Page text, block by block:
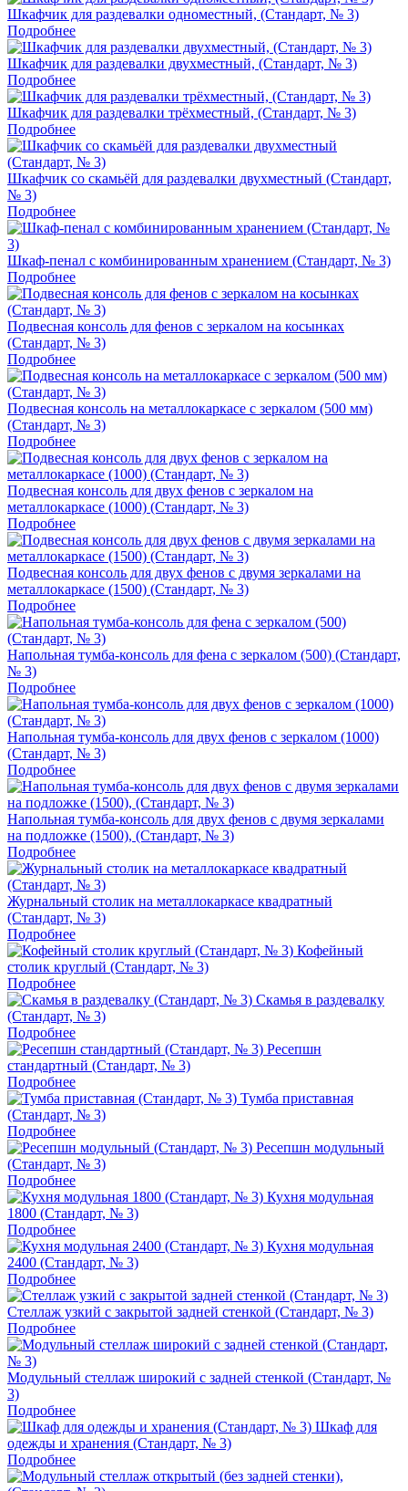
Шкафчик для раздевалки одноместный, (Стандарт, № 3)
Подробнее
Шкафчик для раздевалки двухместный, (Стандарт, № 3)
Подробнее
Шкафчик для раздевалки трёхместный, (Стандарт, № 3)
Подробнее
Шкафчик со скамьёй для раздевалки двухместный (Стандарт,
№ 3)
Подробнее
Шкаф-пенал с комбинированным хранением (Стандарт, № 3)
Подробнее
Подвесная консоль для фенов с зеркалом на косынках
(Стандарт, № 3)
Подробнее
Подвесная консоль на металлокаркасе с зеркалом (500 мм)
(Стандарт, № 3)
Подробнее
Подвесная консоль для двух фенов с зеркалом на
металлокаркасе (1000) (Стандарт, № 3)
Подробнее
Подвесная консоль для двух фенов с двумя зеркалами на
металлокаркасе (1500) (Стандарт, № 3)
Подробнее
Напольная тумба‑консоль для фена с зеркалом (500) (Стандарт,
№ 3)
Подробнее
Напольная тумба‑консоль для двух фенов с зеркалом (1000)
(Стандарт, № 3)
Подробнее
Напольная тумба‑консоль для двух фенов с двумя зеркалами
на подложке (1500), (Стандарт, № 3)
Подробнее
Журнальный столик на металлокаркасе квадратный
(Стандарт, № 3)
Подробнее
Кофейный
столик круглый (Стандарт, № 3)
Подробнее
Скамья в раздевалку
(Стандарт, № 3)
Подробнее
Ресепшн
стандартный (Стандарт, № 3)
Подробнее
Тумба приставная
(Стандарт, № 3)
Подробнее
Ресепшн модульный
(Стандарт, № 3)
Подробнее
Кухня модульная
1800 (Стандарт, № 3)
Подробнее
Кухня модульная
2400 (Стандарт, № 3)
Подробнее
Стеллаж узкий с закрытой задней стенкой (Стандарт, № 3)
Подробнее
Модульный стеллаж широкий с задней стенкой (Стандарт, №
3)
Подробнее
Шкаф для
одежды и хранения (Стандарт, № 3)
Подробнее